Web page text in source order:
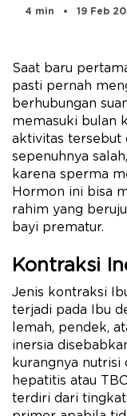
4 min
19 Feb
Saat baru
pasti pernah
berhubungan
memasuki bulan
aktivitas tersebut
sepenuhnya
karena sperma
Hormon ini bisa
rahim yang
bayi prematur.
Kontraksi
Jenis kontraksi
terjadi pada Ibu
lemah, pendek,
inersia
kurangnya nutrisi
hepatitis atau
terdiri dari